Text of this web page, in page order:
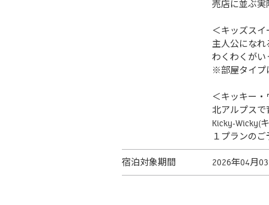
売店に並ぶ
＜キッズス
主人公にな
わくわくが
※部屋タイプ
＜キッキー
北アルプスで
Kicky-Wicky(
１プランの
宿泊対象期間 2026年04月